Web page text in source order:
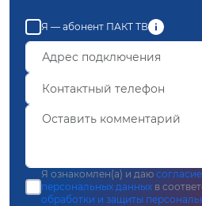
Я — абонент ПАКТ ТВ
Я ознакомлен(а) и даю
персональных данных в
обработки и защиты